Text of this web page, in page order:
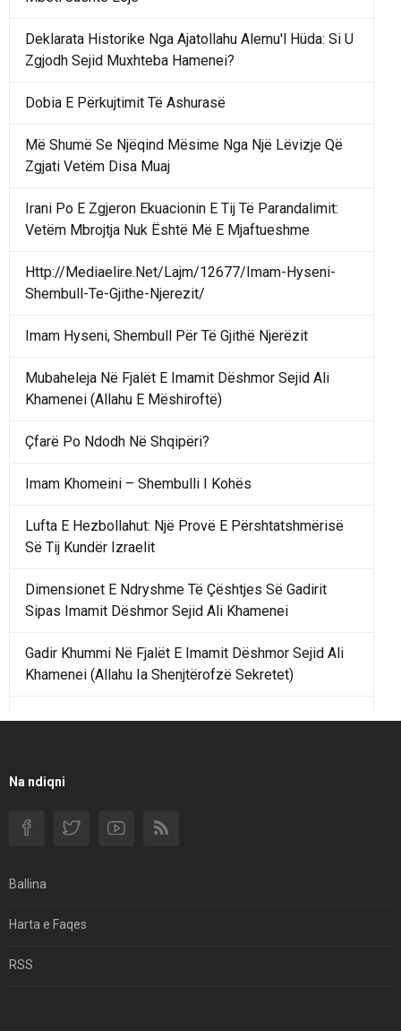
Deklarata Historike Nga Ajatollahu Alemu'l Hüda: Si U
Zgjodh Sejid Muxhteba Hamenei?
Dobia E Përkujtimit Të Ashurasë
Më Shumë Se Njëqind Mësime Nga Një Lëvizje Që
Zgjati Vetëm Disa Muaj
Irani Po E Zgjeron Ekuacionin E Tij Të Parandalimit:
Vetëm Mbrojtja Nuk Është Më E Mjaftueshme
Http://Mediaelire.Net/Lajm/12677/Imam-Hyseni-
Shembull-Te-Gjithe-Njerezit/
Imam Hyseni, Shembull Për Të Gjithë Njerëzit
Mubaheleja Në Fjalët E Imamit Dëshmor Sejid Ali
Khamenei (Allahu E Mëshiroftë)
Çfarë Po Ndodh Në Shqipëri?
Imam Khomeini – Shembulli I Kohës
Lufta E Hezbollahut: Një Provë E Përshtatshmërisë
Së Tij Kundër Izraelit
Dimensionet E Ndryshme Të Çështjes Së Gadirit
Sipas Imamit Dëshmor Sejid Ali Khamenei
Gadir Khummi Në Fjalët E Imamit Dëshmor Sejid Ali
Khamenei (Allahu Ia Shenjtërofzë Sekretet)
Filmi I Shkurtër Iranian “Pasta Alfredo” Ka Udhëtuar
Na ndiqni
Ballina
Harta e Faqes
RSS